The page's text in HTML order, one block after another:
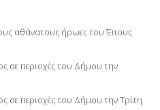
αθάνατους ήρωες του Έπους
σε περιοχές του Δήμου την
σε περιοχές του Δήμου την Τρίτη